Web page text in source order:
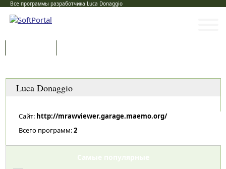
Все программы разработчика Luca Donaggio
Luca Donaggio
Сайт: http://mrawviewer.garage.maemo.org/
Всего программ:2
Самые популярные